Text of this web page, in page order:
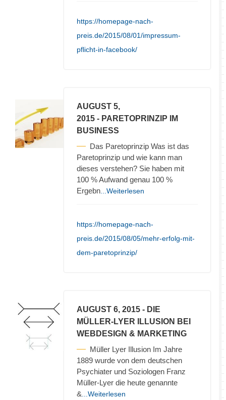
https://homepage-nach-
preis.de/2015/08/01/impressum-
pflicht-in-facebook/
AUGUST 5,
2015 - PARETOPRINZIP IM
BUSINESS
Das Paretoprinzip Was ist das
Paretoprinzip und wie kann man
dieses verstehen? Sie haben mit
100 % Aufwand genau 100 %
Ergebn ...Weiterlesen
https://homepage-nach-
preis.de/2015/08/05/mehr-erfolg-mit-
dem-paretoprinzip/
AUGUST 6, 2015 - DIE
MÜLLER-LYER ILLUSION BEI
WEBDESIGN & MARKETING
Müller Lyer Illusion Im Jahre
1889 wurde von dem deutschen
Psychiater und Soziologen Franz
Müller-Lyer die heute genannte
& ...Weiterlesen